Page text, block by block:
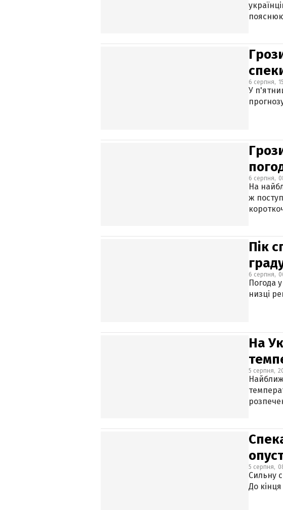
6 серпня,
У
6 серпня,
На
ж
Пік
6 серпня,
Погода
низці
На
5 серпня,
5 серпня,
Сильну
До